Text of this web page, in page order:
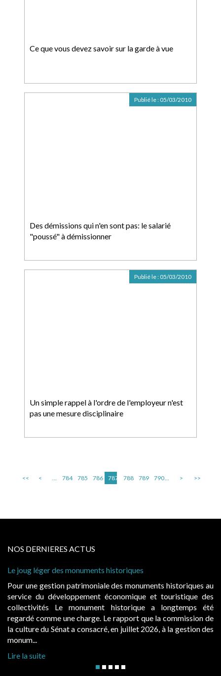
Ce que vous devez savoir sur la garde à vue
Des démissions qui n'en sont pas: le salarié
"poussé" à démissionner
Publié le : 05/03/2010
Un simple rappel à l'ordre de l'employeur n'est
pas une mesure disciplinaire
Publié le : 05/03/2010
<< < ... 784 785 786 787 788 789 790... > >>
NOS DERNIERES ACTUS
Le joug léger des monuments historiques
Pour une gestion patrimoniale des monuments historiques au
service du développement économique et touristique des
collectivités Le monument historique a longtemps été
regardé comme une charge. Le rapport que la commission de
la culture du Sénat a consacré, en juillet 2026, à la gestion des
monum...
Lire la suite